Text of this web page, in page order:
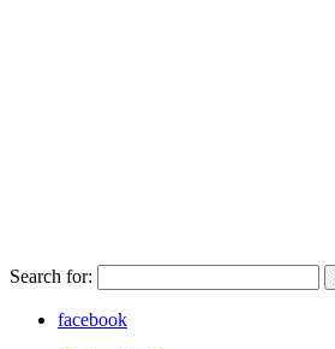
Search for:
facebook